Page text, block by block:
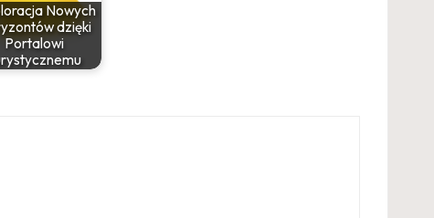
Nowych
dzięki
Portalowi